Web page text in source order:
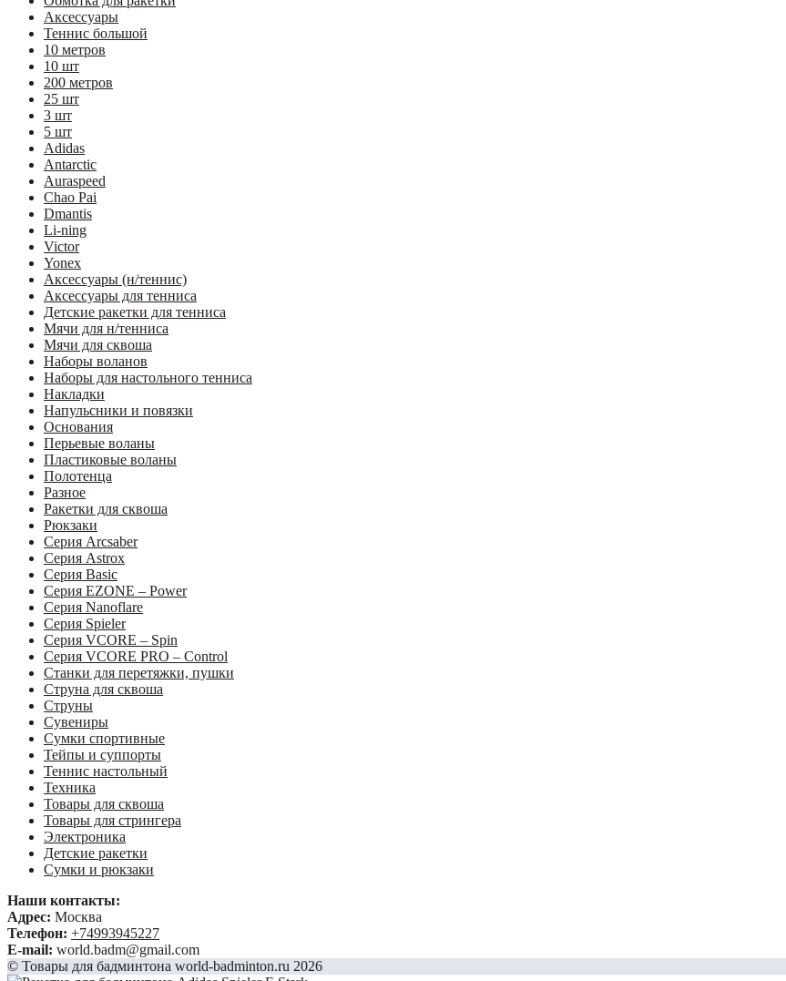
Аксессуары
Теннис большой
10 метров
10 шт
200 метров
25 шт
3 шт
5 шт
Adidas
Antarctic
Auraspeed
Chao Pai
Dmantis
Li-ning
Victor
Yonex
Аксессуары (н/теннис)
Аксессуары для тенниса
Детские ракетки для тенниса
Мячи для н/тенниса
Мячи для сквоша
Наборы воланов
Наборы для настольного тенниса
Накладки
Напульсники и повязки
Основания
Перьевые воланы
Пластиковые воланы
Полотенца
Разное
Ракетки для сквоша
Рюкзаки
Серия Arcsaber
Серия Astrox
Серия Basic
Серия EZONE – Power
Серия Nanoflare
Серия Spieler
Серия VCORE – Spin
Серия VCORE PRO – Control
Станки для перетяжки, пушки
Струна для сквоша
Струны
Сувениры
Сумки спортивные
Тейпы и суппорты
Теннис настольный
Техника
Товары для сквоша
Товары для стрингера
Электроника
Детские ракетки
Сумки и рюкзаки
Наши контакты:
Адрес: Москва
Телефон: +74993945227
E-mail: world.badm@gmail.com
© Товары для бадминтона world-badminton.ru 2026